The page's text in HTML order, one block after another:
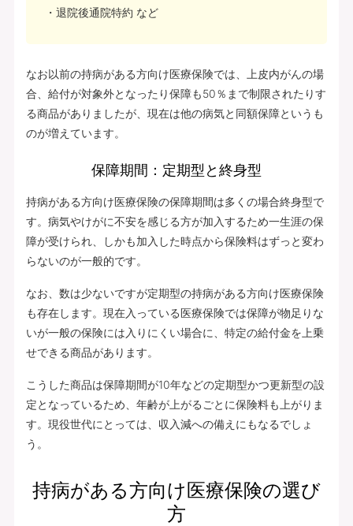
退院後通院特約 など
なお以前の持病がある方向け医療保険では、上皮内がんの場
合、給付が対象外となったり保障も50％まで制限されたりす
る商品がありましたが、現在は他の病気と同額保障というも
のが増えています。
保障期間：定期型と終身型
持病がある方向け医療保険の保障期間は多くの場合終身型で
す。病気やけがに不安を感じる方が加入するため一生涯の保
障が受けられ、しかも加入した時点から保険料はずっと変わ
らないのが一般的です。
なお、数は少ないですが定期型の持病がある方向け医療保険
も存在します。現在入っている医療保険では保障が物足りな
いが一般の保険には入りにくい場合に、特定の給付金を上乗
せできる商品があります。
こうした商品は保障期間が10年などの定期型かつ更新型の設
定となっているため、年齢が上がるごとに保険料も上がりま
す。現役世代にとっては、収入減への備えにもなるでしょ
う。
持病がある方向け医療保険の選び
方